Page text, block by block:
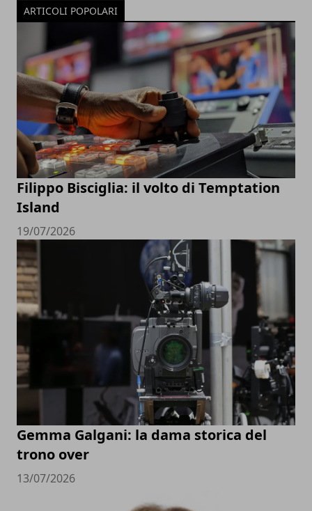
ARTICOLI POPOLARI
Filippo Bisciglia: il volto di Temptation
Island
19/07/2026
Gemma Galgani: la dama storica del
trono over
13/07/2026